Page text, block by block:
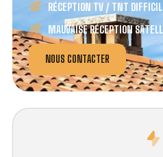
RÉCEPTION TV / TNT
MAUVAISE RÉCEPTION
NOUS CONTACTER